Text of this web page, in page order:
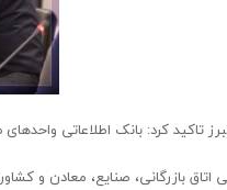
تاکید کرد: بانک اطلاعاتی
اتاق بازرگانی، صنایع، معادن و